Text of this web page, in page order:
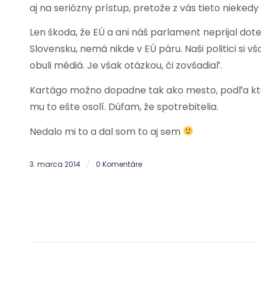
aj na seriózny prístup, pretože z vás tieto
Len škoda, že EÚ a ani náš parlament neprijal
Slovensku, nemá nikde v EÚ páru. Naši politici si
obuli médiá. Je však otázkou, či zovšadiaľ.
Kartágo možno dopadne tak ako mesto, podľa
mu to ešte osolí. Dúfam, že spotrebitelia.
Nedalo mi to a dal som to aj sem
3. marca 2014 / 0 Komentáre